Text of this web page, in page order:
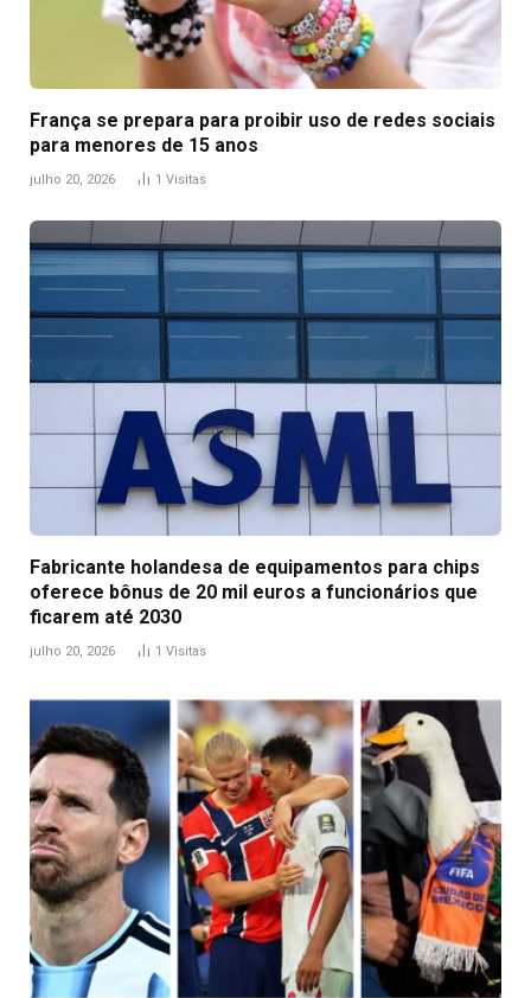
França se prepara para proibir uso de redes sociais
para menores de 15 anos
julho 20, 2026 1 Visitas
Fabricante holandesa de equipamentos para chips
oferece bônus de 20 mil euros a funcionários que
ficarem até 2030
julho 20, 2026 1 Visitas